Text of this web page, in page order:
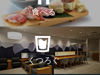
食べる
くつろぐ